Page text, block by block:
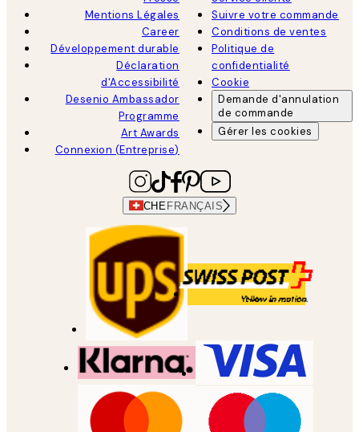
Mentions Légales
Career
Développement durable
Déclaration
d'Accessibilité
Desenio Ambassador
Programme
Art Awards
Connexion (Entreprise)
Suivre votre commande
Conditions de ventes
Politique de
confidentialité
Cookie
Demande d'annulation
de commande
Gérer les cookies
CHE FRANÇAIS